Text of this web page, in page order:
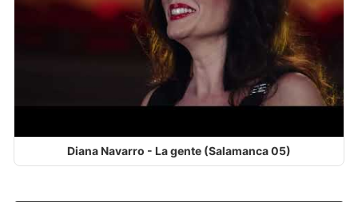
Diana Navarro - La gente (Salamanca 05)